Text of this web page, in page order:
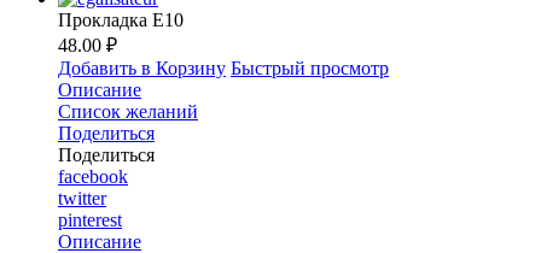
Прокладка E10
48.00 ₽
Добавить в Корзину Быстрый просмотр
Описание
Список желаний
Поделиться
Поделиться
facebook
twitter
pinterest
Описание